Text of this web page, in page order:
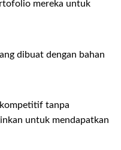
mereka untuk
dibuat dengan bahan
kompetitif tanpa
untuk mendapatkan